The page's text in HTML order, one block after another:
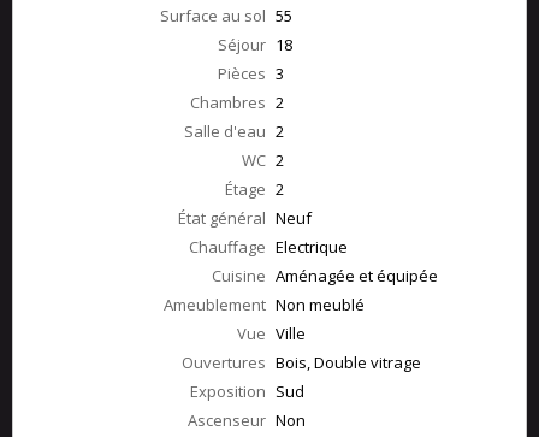
Surface au sol 55
Séjour 18
Pièces 3
Chambres 2
Salle d'eau 2
WC 2
Étage 2
État général Neuf
Chauffage Electrique
Cuisine Aménagée et équipée
Ameublement Non meublé
Vue Ville
Ouvertures Bois, Double vitrage
Exposition Sud
Ascenseur Non